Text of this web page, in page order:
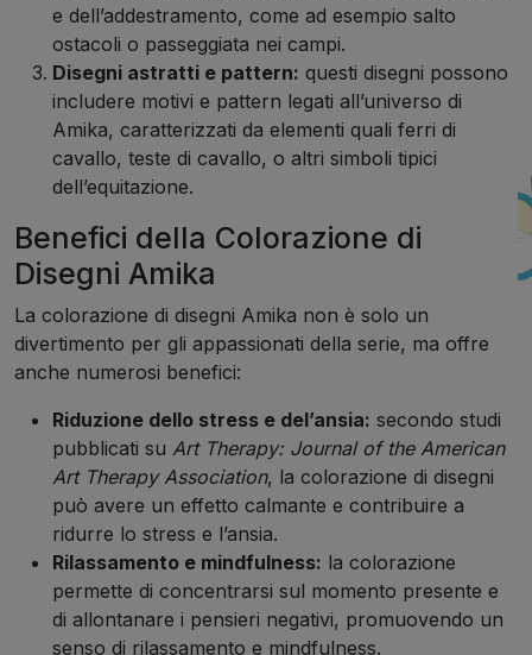
e dell’addestramento, come ad esempio salto
ostacoli o passeggiata nei campi.
Disegni astratti e pattern: questi disegni possono
includere motivi e pattern legati all’universo di
Amika, caratterizzati da elementi quali ferri di
cavallo, teste di cavallo, o altri simboli tipici
dell’equitazione.
Benefici della Colorazione di
Disegni Amika
La colorazione di disegni Amika non è solo un
divertimento per gli appassionati della serie, ma offre
anche numerosi benefici:
Riduzione dello stress e del’ansia: secondo studi
pubblicati su Art Therapy: Journal of the American
Art Therapy Association, la colorazione di disegni
può avere un effetto calmante e contribuire a
ridurre lo stress e l’ansia.
Rilassamento e mindfulness: la colorazione
permette di concentrarsi sul momento presente e
di allontanare i pensieri negativi, promuovendo un
senso di rilassamento e mindfulness.